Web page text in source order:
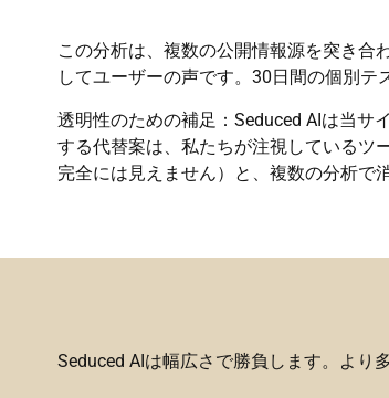
この分析は、複数の公開情報源を突き合
してユーザーの声です。30日間の個別テ
透明性のための補足：Seduced AIは当サ
する代替案は、私たちが注視しているツ
完全には見えません）と、複数の分析で
Seduced AIは幅広さで勝負します。より